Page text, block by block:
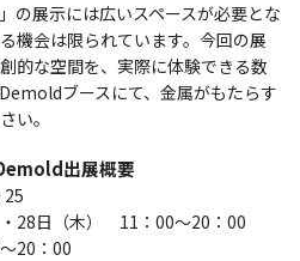
の展示には広いスペースが必要とな
機会は限られています。今回の展
的な空間を、実際に体験できる数
ブースにて、金属がもたらす
い。
出展概要
25
28日（木） 11：00～20：00
20：00